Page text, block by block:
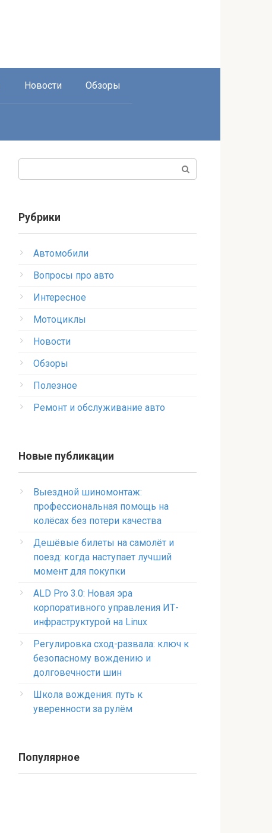
Новости Обзоры
Рубрики
Автомобили
Вопросы про авто
Интересное
Мотоциклы
Новости
Обзоры
Полезное
Ремонт и обслуживание авто
Новые публикации
Выездной шиномонтаж:
профессиональная помощь на
колёсах без потери качества
Дешёвые билеты на самолёт и
поезд: когда наступает лучший
момент для покупки
ALD Pro 3.0: Новая эра
корпоративного управления ИТ-
инфраструктурой на Linux
Регулировка сход-развала: ключ к
безопасному вождению и
долговечности шин
Школа вождения: путь к
уверенности за рулём
Популярное